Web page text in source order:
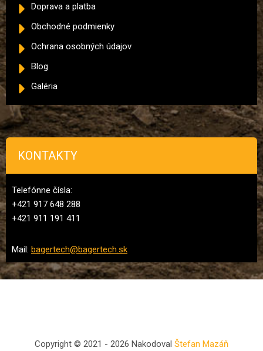
Doprava a platba
Obchodné podmienky
Ochrana osobných údajov
Blog
Galéria
KONTAKTY
Telefónne čísla:
+421 917 648 288
+421 911 191 411
Mail: bagertech@bagertech.sk
Copyright © 2021 - 2026 Nakodoval Štefan Mazáň